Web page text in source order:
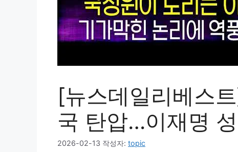
[뉴스데일리베스
국 탄압…이재명
2026-02-13 작성자: topic